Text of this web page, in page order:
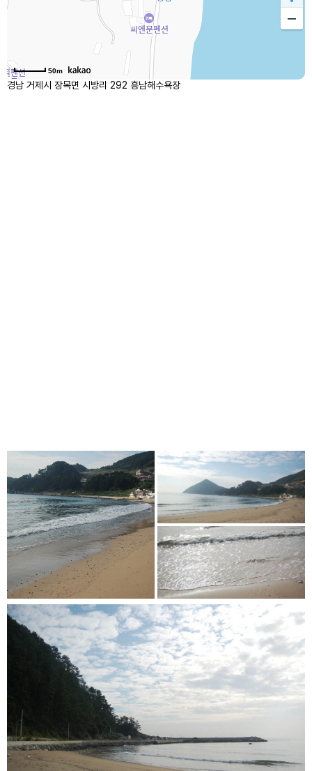
50m
경남 거제시 장목면 시방리 292 흥남해수욕장